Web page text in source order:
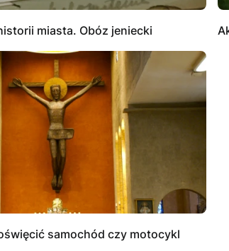
miasta. Obóz jeniecki
samochód czy motocykl